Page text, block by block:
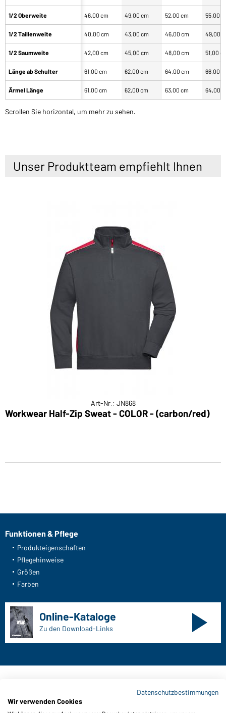
1/2 Oberweite
1/2 Taillenweite
1/2 Saumweite
Länge ab Schulter
Ärmel Länge
46,00 cm 49,00 cm 52,00 cm 55,00
40,00 cm 43,00 cm 46,00 cm 49,00
42,00 cm 45,00 cm 48,00 cm 51,00
61,00 cm 62,00 cm 64,00 cm 66,00
61,00 cm 62,00 cm 63,00 cm 64,00
Scrollen Sie horizontal, um mehr zu sehen.
Unser Produktteam empfiehlt Ihnen
Art-Nr.: JN868
Workwear Half-Zip Sweat - COLOR - (carbon/red)
Funktionen & Pflege
Produkteigenschaften
Pflegehinweise
Größen
Farben
Online-Kataloge
Zu den Download-Links
Gustav Daiber GmbH
Datenschutzbestimmungen
Wir verwenden Cookies